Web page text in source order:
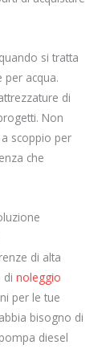
si tratta
per acqua.
di
Non
scoppio per
che
di alta
di noleggio
per le tue
bisogno di
diesel